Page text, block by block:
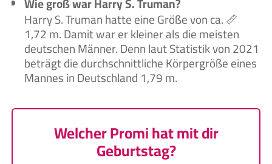
Harry S. Truman hatte eine Größe von ca. 📏
1,72 m. Damit war er kleiner als die meisten
deutschen Männer. Denn laut Statistik von 2021
beträgt die durchschnittliche Körpergröße eines
Mannes in Deutschland 1,79 m.
Welcher Promi hat mit dir
Geburtstag?